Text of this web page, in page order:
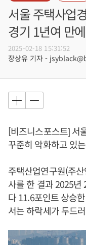
서울 주택사업
경기 1년여 만
2025-02-18 15:31:52
장상유 기자 -
[비즈니스포스트] 서
꾸준히 악화하고 있
주택산업연구원(주
사를 한 결과 2025년
다 11.6포인트 상승
서는 하락세가 두드